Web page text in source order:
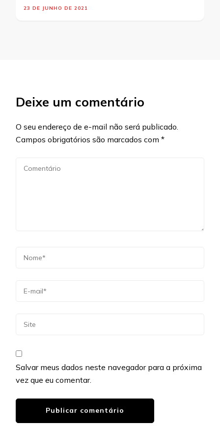
23 DE JUNHO DE 2021
Deixe um comentário
O seu endereço de e-mail não será publicado.
Campos obrigatórios são marcados com *
Salvar meus dados neste navegador para a próxima
vez que eu comentar.